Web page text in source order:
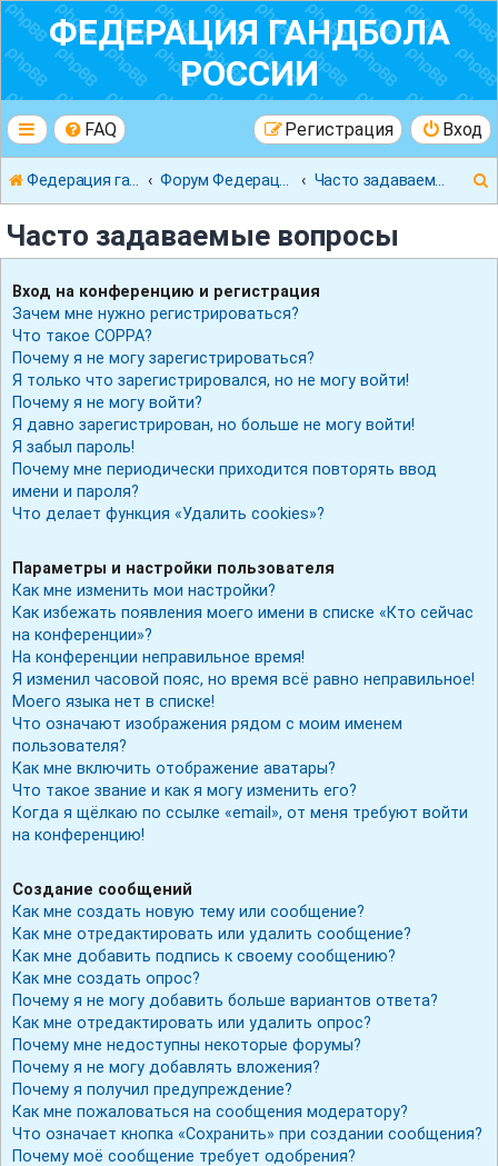
ФЕДЕРАЦИЯ ГАНДБОЛА
РОССИИ
FAQ Вход
Регистрация
Федерация гандбола России
Часто задаваемые вопросы
Вход на конференцию и регистрация
Зачем мне нужно регистрироваться?
Что такое COPPA?
Почему я не могу зарегистрироваться?
Я только что зарегистрировался, но не могу войти!
Почему я не могу войти?
Я давно зарегистрирован, но больше не могу войти!
Я забыл пароль!
Почему мне периодически приходится повторять ввод
имени и пароля?
Что делает функция «Удалить cookies»?
Параметры и настройки пользователя
Как мне изменить мои настройки?
Как избежать появления моего имени в списке «Кто сейчас
на конференции»?
На конференции неправильное время!
Я изменил часовой пояс, но время всё равно неправильное!
Моего языка нет в списке!
Что означают изображения рядом с моим именем
пользователя?
Как мне включить отображение аватары?
Что такое звание и как я могу изменить его?
Когда я щёлкаю по ссылке «email», от меня требуют войти
на конференцию!
Создание сообщений
Как мне создать новую тему или сообщение?
Как мне отредактировать или удалить сообщение?
Как мне добавить подпись к своему сообщению?
Как мне создать опрос?
Почему я не могу добавить больше вариантов ответа?
Как мне отредактировать или удалить опрос?
Почему мне недоступны некоторые форумы?
Почему я не могу добавлять вложения?
Почему я получил предупреждение?
Как мне пожаловаться на сообщения модератору?
Что означает кнопка «Сохранить» при создании сообщения?
Почему моё сообщение требует одобрения?